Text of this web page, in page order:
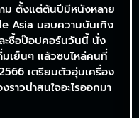
าม ตั้งแต่ต้นปีมีหนังหลาย
Asia มอบความบันเทิง
ะซื้อป๊อปคอร์นวันนี้ นั่ง
เย็นๆ แล้วซบไหล่คนที่
เตรียมตัวอุ่นเครื่อง
ราวน่าสนใจอะไรออกมา